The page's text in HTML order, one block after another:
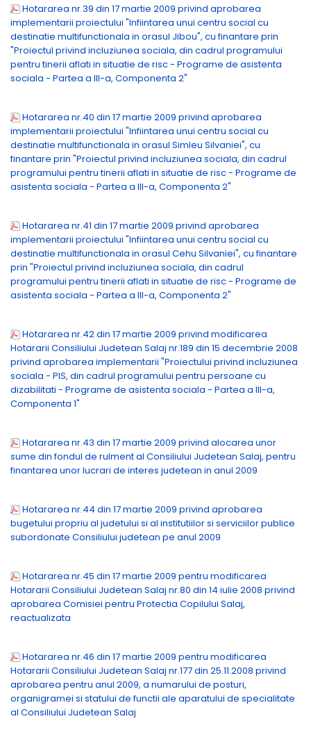
Hotararea nr.39 din 17 martie 2009 privind aprobarea
implementarii proiectului "Infiintarea unui centru social cu
destinatie multifunctionala in orasul Jibou", cu finantare prin
"Proiectul privind incluziunea sociala, din cadrul programului
pentru tinerii aflati in situatie de risc - Programe de asistenta
sociala - Partea a III-a, Componenta 2"
Hotararea nr.40 din 17 martie 2009 privind aprobarea
implementarii proiectului "Infiintarea unui centru social cu
destinatie multifunctionala in orasul Simleu Silvaniei", cu
finantare prin "Proiectul privind incluziunea sociala, din cadrul
programului pentru tinerii aflati in situatie de risc - Programe de
asistenta sociala - Partea a III-a, Componenta 2"
Hotararea nr.41 din 17 martie 2009 privind aprobarea
implementarii proiectului "Infiintarea unui centru social cu
destinatie multifunctionala in orasul Cehu Silvaniei", cu finantare
prin "Proiectul privind incluziunea sociala, din cadrul
programului pentru tinerii aflati in situatie de risc - Programe de
asistenta sociala - Partea a III-a, Componenta 2"
Hotararea nr.42 din 17 martie 2009 privind modificarea
Hotararii Consiliului Judetean Salaj nr.189 din 15 decembrie 2008
privind aprobarea implementarii "Proiectului privind incluziunea
sociala - PIS, din cadrul programului pentru persoane cu
dizabilitati - Programe de asistenta sociala - Partea a III-a,
Componenta 1"
Hotararea nr.43 din 17 martie 2009 privind alocarea unor
sume din fondul de rulment al Consiliului Judetean Salaj, pentru
finantarea unor lucrari de interes judetean in anul 2009
Hotararea nr.44 din 17 martie 2009 privind aprobarea
bugetului propriu al judetului si al institutiilor si serviciilor publice
subordonate Consiliului judetean pe anul 2009
Hotararea nr.45 din 17 martie 2009 pentru modificarea
Hotararii Consiliului Judetean Salaj nr.80 din 14 iulie 2008 privind
aprobarea Comisiei pentru Protectia Copilului Salaj,
reactualizata
Hotararea nr.46 din 17 martie 2009 pentru modificarea
Hotararii Consiliului Judetean Salaj nr.177 din 25.11.2008 privind
aprobarea pentru anul 2009, a numarului de posturi,
organigramei si statului de functii ale aparatului de specialitate
al Consiliului Judetean Salaj